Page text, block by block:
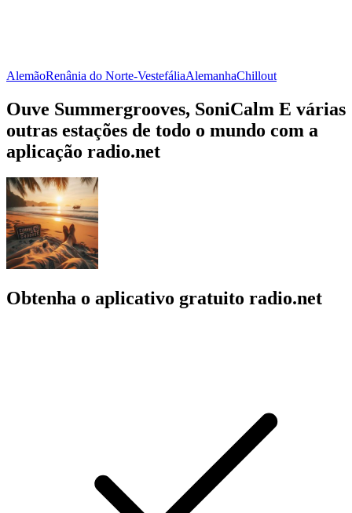
AlemãoRenânia do Norte-VestefáliaAlemanhaChillout
Ouve Summergrooves, SoniCalm E várias
outras estações de todo o mundo com a
aplicação radio.net
Obtenha o aplicativo gratuito radio.net